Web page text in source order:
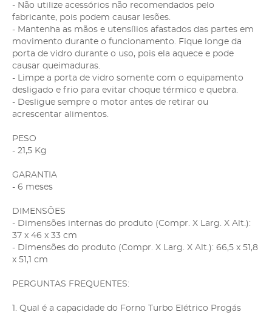
- Não utilize acessórios não recomendados pelo
fabricante, pois podem causar lesões.
- Mantenha as mãos e utensílios afastados das partes em
movimento durante o funcionamento. Fique longe da
porta de vidro durante o uso, pois ela aquece e pode
causar queimaduras.
- Limpe a porta de vidro somente com o equipamento
desligado e frio para evitar choque térmico e quebra.
- Desligue sempre o motor antes de retirar ou
acrescentar alimentos.
PESO
- 21,5 Kg
GARANTIA
- 6 meses
DIMENSÕES
- Dimensões internas do produto (Compr. X Larg. X Alt.):
37 x 46 x 33 cm
- Dimensões do produto (Compr. X Larg. X Alt.): 66,5 x 51,8
x 51,1 cm
PERGUNTAS FREQUENTES:
1. Qual é a capacidade do Forno Turbo Elétrico Progás